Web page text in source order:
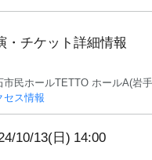
・チケット詳細情報
市民ホールTETTO ホールA(岩
セス情報
10/13(日) 14:00